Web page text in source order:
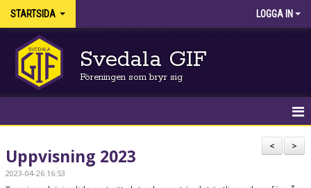
STARTSIDA LOGGA IN
Svedala GIF
Föreningen som bryr sig
NYHETER
>
<
Uppvisning 2023
2023-04-26 16:53